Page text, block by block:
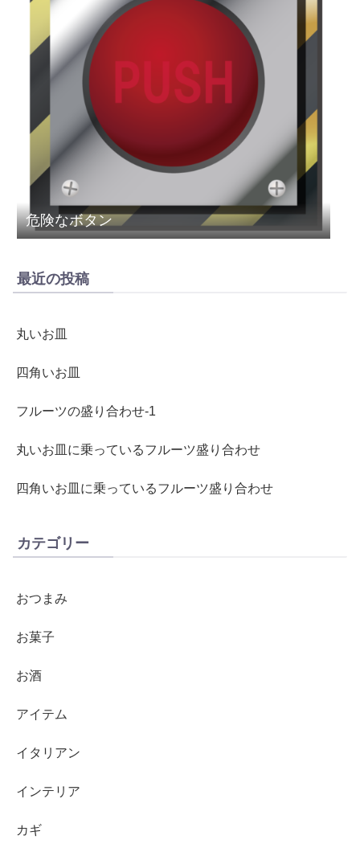
危険なボタン
最近の投稿
丸いお皿
四角いお皿
フルーツの盛り合わせ-1
丸いお皿に乗っているフルーツ盛り合わせ
四角いお皿に乗っているフルーツ盛り合わせ
カテゴリー
おつまみ
お菓子
お酒
アイテム
イタリアン
インテリア
カギ